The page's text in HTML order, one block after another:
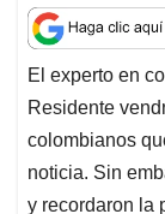
a
t
s
A
p
p
c
e
b
o
o
k
El experto en
Residente
colombianos
noticia. Sin
y recordaron la